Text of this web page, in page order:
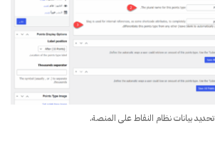
تحديد بيانات نظام النقاط على المنصة.